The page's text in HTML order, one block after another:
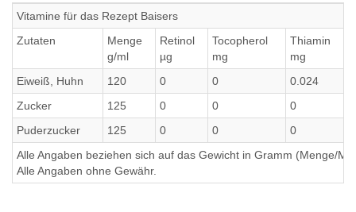
Vitamine für das Rezept Baisers
Zutaten
Menge
g/ml
Retinol
µg
Tocopherol
mg
Thiamin
mg
Eiweiß, Huhn
120 0 0 0.024
Zucker
125 0 0 0
Puderzucker
125 0 0 0
Alle Angaben beziehen sich auf das Gewicht in Gramm (Menge/
Alle Angaben ohne Gewähr.